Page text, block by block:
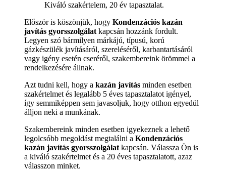
Kiváló szakértelem, 20 év tapasztalat.
Először is köszönjük, hogy Kondenzációs kazán
javítás gyorsszolgálat kapcsán hozzánk fordult.
Legyen szó bármilyen márkájú, típusú, korú
gázkészülék javításáról, szereléséről, karbantartásáról
vagy igény esetén cseréről, szakembereink örömmel a
rendelkezésére állnak.
Azt tudni kell, hogy a kazán javítás minden esetben
szakértelmet és legalább 5 éves tapasztalatot igényel,
így semmiképpen sem javasoljuk, hogy otthon egyedül
álljon neki a munkának.
Szakembereink minden esetben igyekeznek a lehető
legolcsóbb megoldást megtalálni a Kondenzációs
kazán javítás gyorsszolgálat kapcsán. Válassza Ön is
a kiváló szakértelmet és a 20 éves tapasztalatott, azaz
válasszon minket.